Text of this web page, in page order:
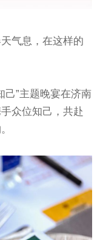
气息，在这样的
己”主题晚宴在济南
众位知己，共赴